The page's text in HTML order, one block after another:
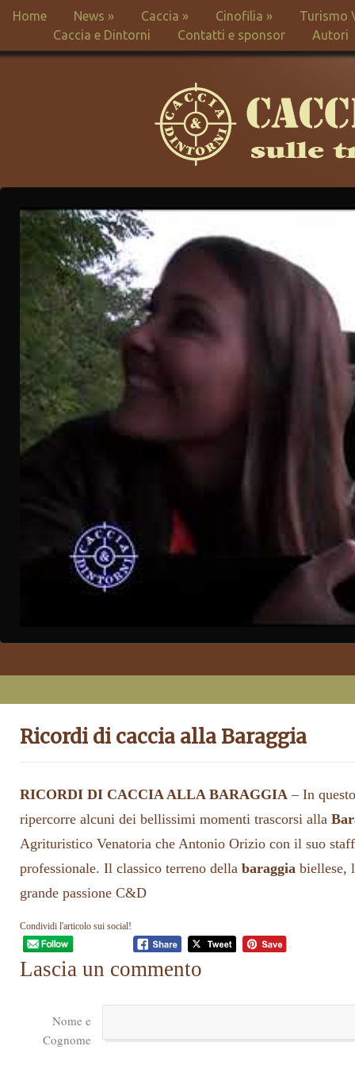
Home News » Caccia » Cinofilia »
Turismo
Caccia e Dintorni
Contatti e sponsor Autori
Ricordi di caccia alla Baraggia
RICORDI DI CACCIA ALLA BARAGGIA – In
ripercorre alcuni dei bellissimi momenti trascorsi alla
Agrituristico Venatoria che Antonio Orizio con il suo
professionale. Il classico terreno della baraggia biellese,
grande passione C&D
Condividi l'articolo sui social!
Lascia un commento
Nome e
Cognome